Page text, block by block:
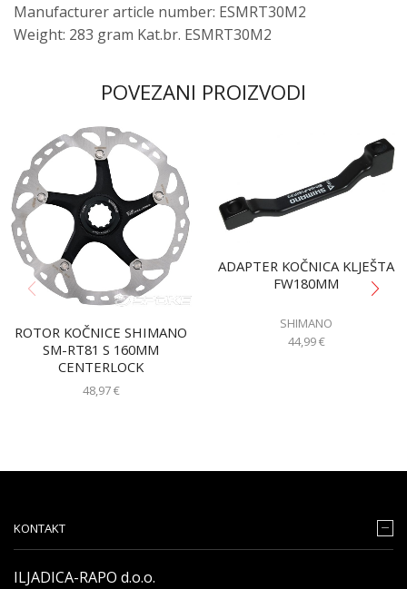
Manufacturer article number: ESMRT30M2
Weight: 283 gram Kat.br. ESMRT30M2
POVEZANI PROIZVODI
ROTOR KOČNICE SHIMANO
SM-RT81 S 160MM
CENTERLOCK
48,97€
ADAPTER KOČNICA KLJEŠTA
FW180MM
SHIMANO
44,99€
KONTAKT
ILJADICA-RAPO d.o.o.